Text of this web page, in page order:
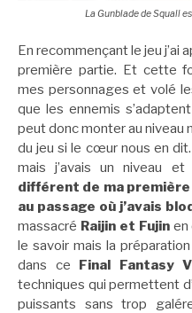
La Gunblade de Squall
En recommençant le jeu j’ai
première partie. Et cette
mes personnages et volé
que les ennemis
peut donc monter au niveau
du jeu si le cœur nous en
mais j’avais un niveau et
différent de ma
au passage où j’avais
massacré Raijin et Fujin en
le savoir mais la
dans ce Final Fantasy
techniques qui permettent
puissants sans trop